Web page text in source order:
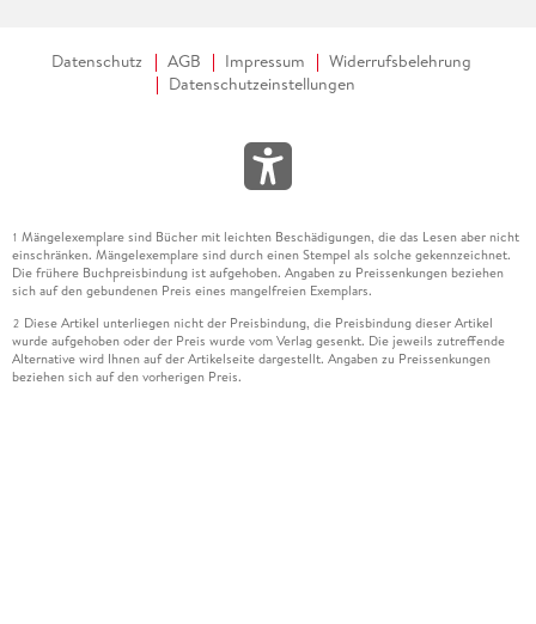
Datenschutz AGB Impressum
Widerrufsbelehrung
Datenschutzeinstellungen
1 Mängelexemplare sind Bücher mit leichten Beschädigungen, die das Lesen aber nicht
einschränken. Mängelexemplare sind durch einen Stempel als solche gekennzeichnet.
Die frühere Buchpreisbindung ist aufgehoben. Angaben zu Preissenkungen beziehen
sich auf den gebundenen Preis eines mangelfreien Exemplars.
2 Diese Artikel unterliegen nicht der Preisbindung, die Preisbindung dieser Artikel
wurde aufgehoben oder der Preis wurde vom Verlag gesenkt. Die jeweils zutreffende
Alternative wird Ihnen auf der Artikelseite dargestellt. Angaben zu Preissenkungen
beziehen sich auf den vorherigen Preis.